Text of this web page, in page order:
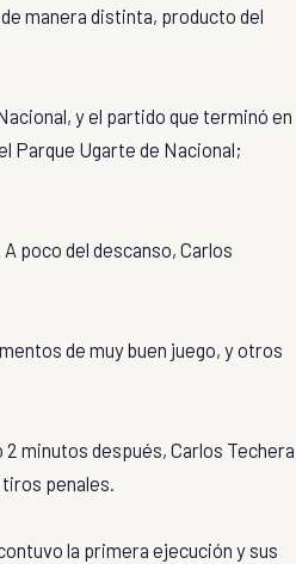
manera distinta, producto del
y el partido que terminó en
Parque Ugarte de Nacional;
poco del descanso, Carlos
de muy buen juego, y otros
minutos después, Carlos Techera
penales.
la primera ejecución y sus